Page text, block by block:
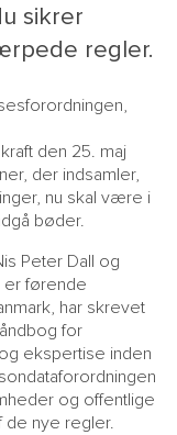
MAIN
MENU
SMALL
HR
OM
sikrer
regler.
den 25. maj
der indsamler,
nu skal være i
bøder.
Peter Dall og
er førende
har skrevet
for
ekspertise inden
og offentlige
de nye regler.